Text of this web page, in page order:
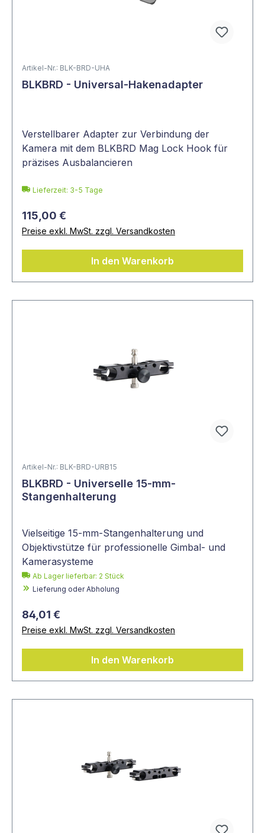
Artikel-Nr.: BLK-BRD-UHA
BLKBRD - Universal-Hakenadapter
Verstellbarer Adapter zur Verbindung der
Kamera mit dem BLKBRD Mag Lock Hook für
präzises Ausbalancieren
Lieferzeit: 3-5 Tage
115,00 €
Preise exkl. MwSt. zzgl. Versandkosten
In den Warenkorb
Artikel-Nr.: BLK-BRD-URB15
BLKBRD - Universelle 15-mm-
Stangenhalterung
Vielseitige 15-mm-Stangenhalterung und
Objektivstütze für professionelle Gimbal- und
Kamerasysteme
Ab Lager lieferbar: 2 Stück
Lieferung oder Abholung
84,01 €
Preise exkl. MwSt. zzgl. Versandkosten
In den Warenkorb